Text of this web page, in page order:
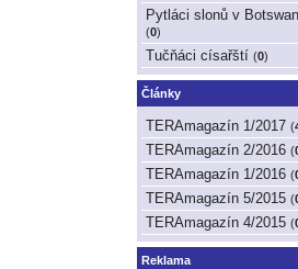
Pytláci slonů v
(0)
Tučňáci císařští (0)
Články
TERAmagazín 1/2017 (
TERAmagazín 2/2016 (
TERAmagazín 1/2016 (
TERAmagazín 5/2015 (
TERAmagazín 4/2015 (
Reklama